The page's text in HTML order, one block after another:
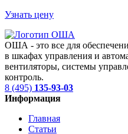
Узнать цену
ОША - это все для
в шкафах управления и
вентиляторы, системы
контроль.
8 (495) 135-93-03
Информация
Главная
Статьи